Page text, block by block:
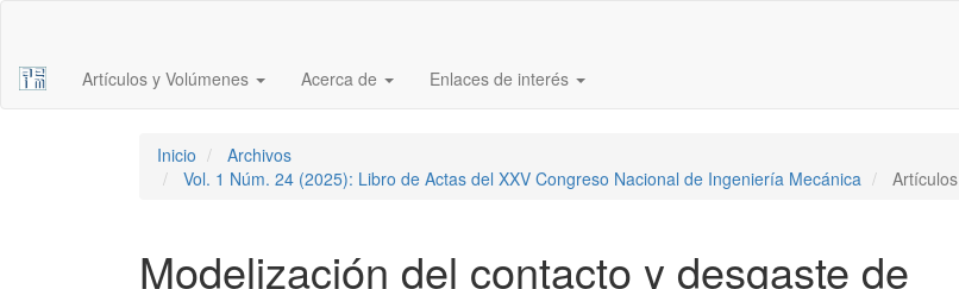
principal
Barra
Artículos y Volúmenes Acerca de Enlaces de interés
Inicio
Archivos
Vol. 1 Núm. 24 (2025): Libro de Actas del XXV Congreso Nacional de Ingeniería Mecánica
Artículos
Modelización del contacto y desgaste de